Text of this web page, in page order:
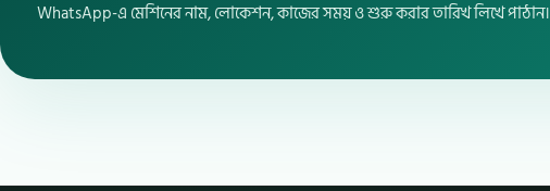
WhatsApp-এ মেশিনের নাম, লোকেশন, কাজের সময় ও শুরু করার তারিখ লিখে পাঠান।